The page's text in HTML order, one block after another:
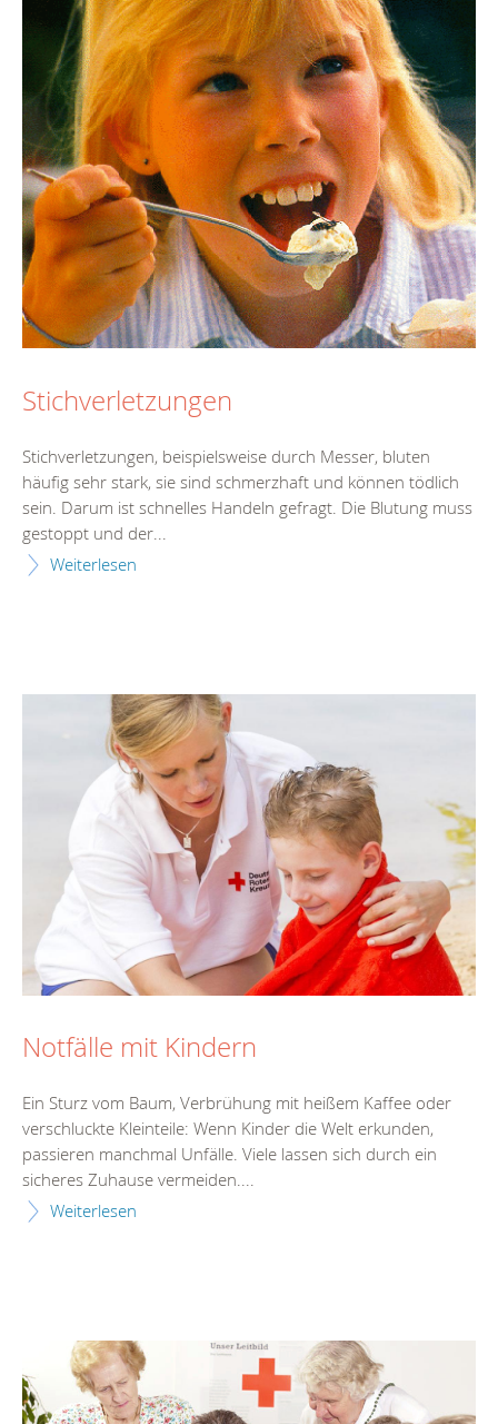
Stichverletzungen
Stichverletzungen, beispielsweise durch Messer, bluten
häufig sehr stark, sie sind schmerzhaft und können tödlich
sein. Darum ist schnelles Handeln gefragt. Die Blutung muss
gestoppt und der...
Weiterlesen
Notfälle mit Kindern
Ein Sturz vom Baum, Verbrühung mit heißem Kaffee oder
verschluckte Kleinteile: Wenn Kinder die Welt erkunden,
passieren manchmal Unfälle. Viele lassen sich durch ein
sicheres Zuhause vermeiden....
Weiterlesen